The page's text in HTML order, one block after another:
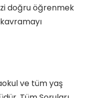
doğru öğrenmek
ve tüm yaş